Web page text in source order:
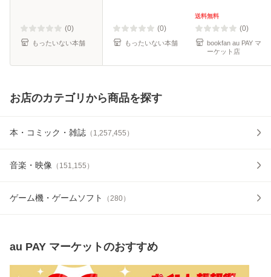
(0)
もったいない本舗
(0)
もったいない本舗
送料無料
(0)
bookfan au PAY マ
ーケット店
お店のカテゴリから商品を探す
本・コミック・雑誌 （ 1,257,455 ）
音楽・映像 （ 151,155 ）
ゲーム機・ゲームソフト （280）
au PAY マーケットのおすすめ